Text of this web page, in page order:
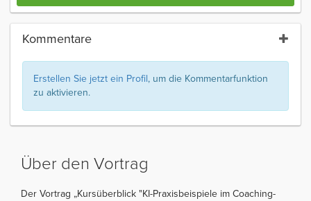
Kommentare
Erstellen Sie jetzt ein Profil, um die Kommentarfunktion
zu aktivieren.
Über den Vortrag
Der Vortrag „Kursüberblick "KI-Praxisbeispiele im Coaching-